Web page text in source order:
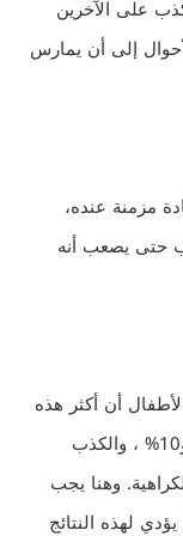
على الآخرين
إلى أن يمارس
مزمنة عنده،
حتى يصعب أنه
أن أكثر هذه
الأسباب شيوعاً الكذب الوقائي ويمثل 70%. و10% ، والكذب
والكراهية. وهنا يجب
لهذه النتائج